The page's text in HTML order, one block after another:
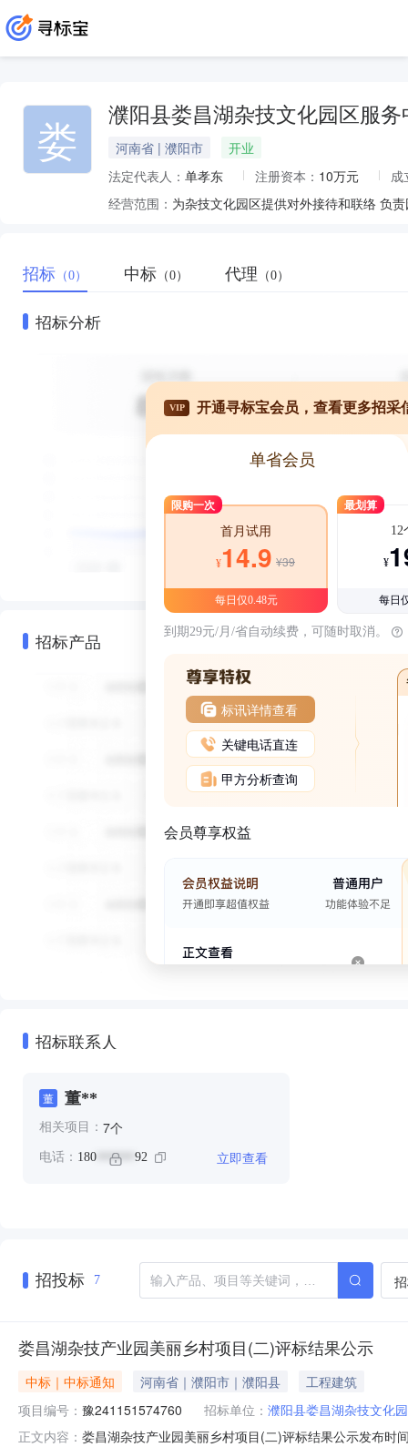
娄 濮阳县娄昌湖杂技文化园区服务
河南省 | 濮阳市
开业
法定代表人： 单孝东 注册资本： 10万元
成
经营范围： 为杂技文化园区提供对外接待和联络 负
招标 （0） 中标 （0） 代理 （0）
招标分析
招标产品
VIP 开通寻标宝会员，查看更多招采
单省会员
限购一次
首月试用
¥14.9 ¥39
每日仅0.48元
最划算
12
¥
每日
到期29元/月/省自动续费，可随时取消。
标讯详情查看
关键电话直连
甲方分析查询
会员尊享权益
招标联系人
董 董**
相关项目： 7个
电话： 180 ****** 92 立即查看
招投标 7
娄昌湖杂技产业园美丽乡村项目(二)评标结果公示
中标｜中标通知 河南省｜濮阳市｜濮阳县
工程建筑
项目编号： 豫241151574760 招标单位： 濮阳县娄昌湖杂技文化
正文内容： 娄昌湖杂技产业园美丽乡村项目(二)评标结果公示发布